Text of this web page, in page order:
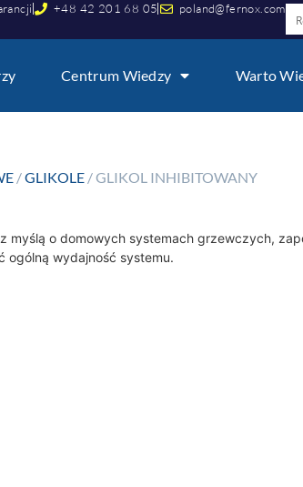
+48 42 201 68 05 poland@fernox.com
Centrum Wiedzy Warto
/GLIKOLE / GLIKOL INHIBITOWANY
o domowych systemach grzewczych,
ogólną wydajność systemu.